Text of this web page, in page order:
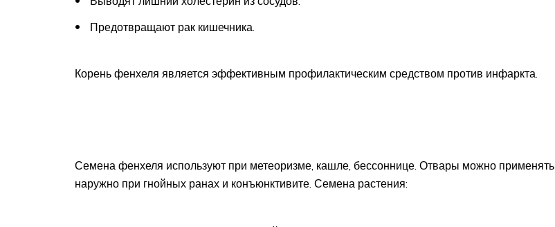
Предотвращают рак кишечника.
Корень фенхеля является эффективным профилактическим средством против инфаркта.
Семена фенхеля используют при метеоризме, кашле, бессоннице. Отвары можно применять
наружно при гнойных ранах и конъюнктивите. Семена растения: